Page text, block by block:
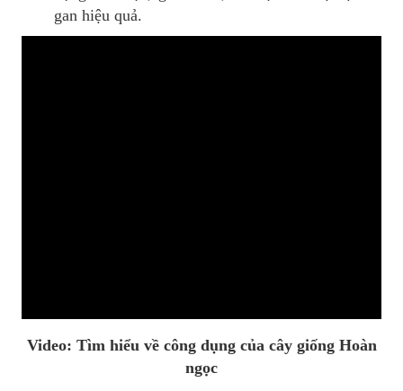
gan hiệu quả.
Video: Tìm hiểu về công dụng của cây giống Hoàn
ngọc